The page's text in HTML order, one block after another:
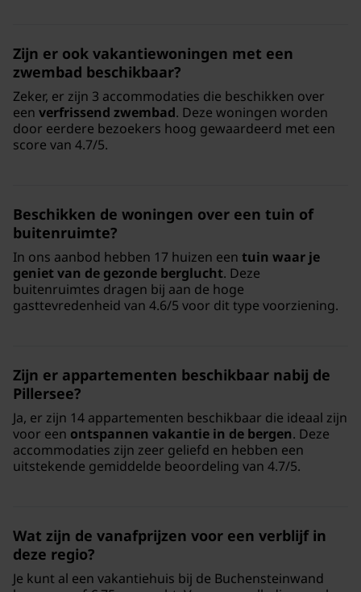
Zijn er ook vakantiewoningen met een
zwembad beschikbaar?
Zeker, er zijn 3 accommodaties die beschikken over
een verfrissend zwembad. Deze woningen worden
door eerdere bezoekers hoog gewaardeerd met een
score van 4.7/5.
Beschikken de woningen over een tuin of
buitenruimte?
In ons aanbod hebben 17 huizen een tuin waar je
geniet van de gezonde berglucht. Deze
buitenruimtes dragen bij aan de hoge
gasttevredenheid van 4.6/5 voor dit type voorziening.
Zijn er appartementen beschikbaar nabij de
Pillersee?
Ja, er zijn 14 appartementen beschikbaar die ideaal zijn
voor een ontspannen vakantie in de bergen. Deze
accommodaties zijn zeer geliefd en hebben een
uitstekende gemiddelde beoordeling van 4.7/5.
Wat zijn de vanafprijzen voor een verblijf in
deze regio?
Je kunt al een vakantiehuis bij de Buchensteinwand